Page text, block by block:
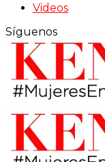
Videos
Síguenos